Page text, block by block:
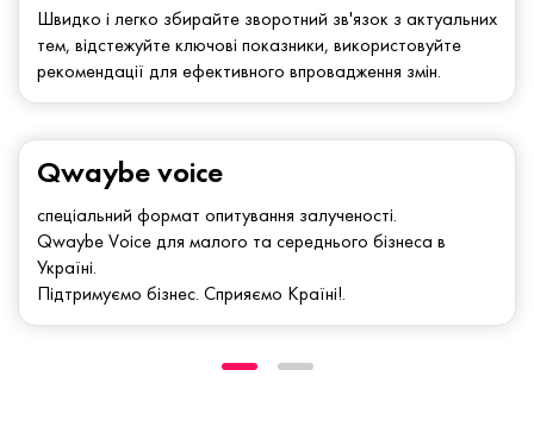
Qwaybe voice
спеціальний формат опитування залученості.
Qwaybe Voice для малого та середнього бізнеса в
Україні.
Підтримуємо бізнес. Сприяємо Країні!.
Швидко і легко збирайте зворотний зв'язок з актуальних
тем, відстежуйте ключові показники, використовуйте
рекомендації для ефективного впровадження змін.